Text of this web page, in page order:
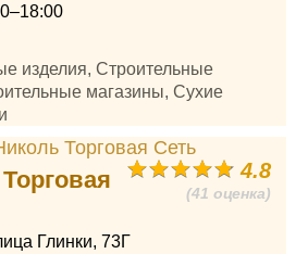
изделия, Строительные
магазины, Сухие
4.8
(41 оценка)
Глинки, 73Г